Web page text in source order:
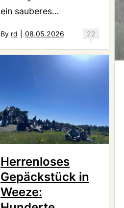
ein sauberes…
22
By rd 08.05.2026
Herrenloses
Gepäckstück in
Weeze: